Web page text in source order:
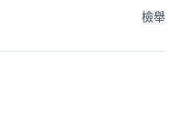
檢舉